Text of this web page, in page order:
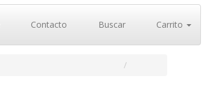
Contacto Buscar Carrito